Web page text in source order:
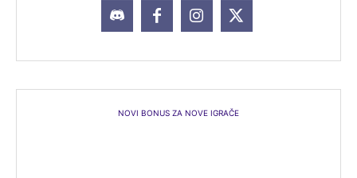
NOVI BONUS ZA NOVE IGRAČE